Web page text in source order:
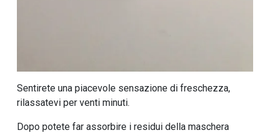
Sentirete una piacevole sensazione di freschezza,
rilassatevi per venti minuti.
Dopo potete far assorbire i residui della maschera